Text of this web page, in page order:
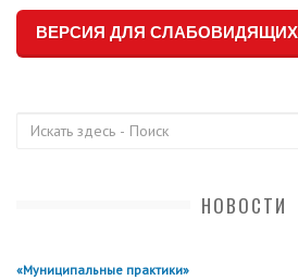
ВЕРСИЯ ДЛЯ СЛАБОВИДЯЩИХ
НОВОСТИ
«Муниципальные практики»